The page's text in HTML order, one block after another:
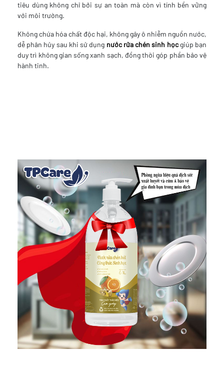
tiêu dùng không chỉ bởi sự an toàn mà còn vì tính bền vững
với môi trường.
Không chứa hóa chất độc hại, không gây ô nhiễm nguồn nước,
dễ phân hủy sau khi sử dụng nước rửa chén sinh học giúp bạn
duy trì không gian sống xanh sạch, đồng thời góp phần bảo vệ
hành tinh.